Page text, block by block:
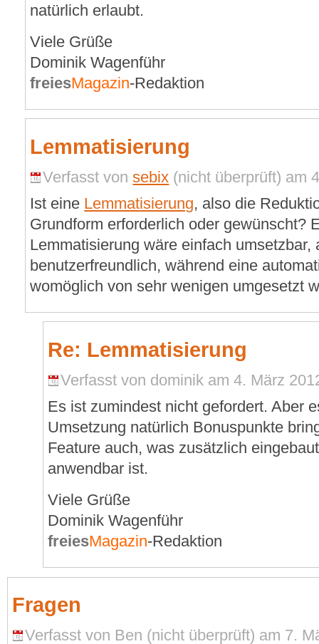
natürlich erlaubt.
Viele Grüße
Dominik Wagenführ
freiesMagazin-Redaktion
Lemmatisierung
Verfasst vonsebix (nicht überprüft) am
Ist eine Lemmatisierung, also die
Grundform erforderlich oder gewünscht?
Lemmatisierung wäre einfach umsetzbar,
benutzerfreundlich, während eine
womöglich von sehr wenigen umgesetzt
Re: Lemmatisierung
Verfasst von dominik am 4. März
Es ist zumindest nicht gefordert. Aber
Umsetzung natürlich Bonuspunkte
Feature auch, was zusätzlich
anwendbar ist.
Viele Grüße
Dominik Wagenführ
freiesMagazin-Redaktion
Fragen
Verfasst von Ben (nicht überprüft) am 7.